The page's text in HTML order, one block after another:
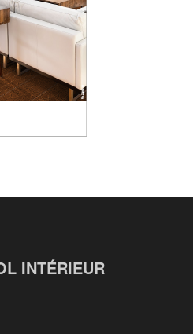
INTÉRIEUR